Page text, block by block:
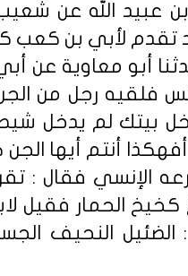
عبيد الله عن
تقدم لأبي بن كعب
أبو معاوية عن
فلقيه رجل من
بيتك لم يدخل
أنتم أيها
الإنسي فقال :
كخيخ الحمار
النحيف